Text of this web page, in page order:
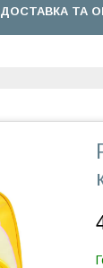
ДОСТАВКА ТА